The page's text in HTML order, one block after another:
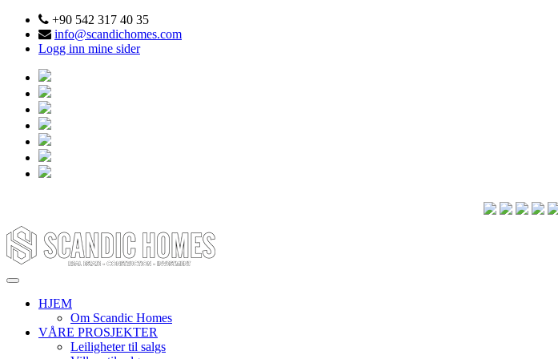
+90 542 317 40 35
info@scandichomes.com
Logg inn mine sider
HJEM
Om Scandic Homes
VÅRE PROSJEKTER
Leiligheter til salgs